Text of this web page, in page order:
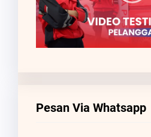
Pesan Via Whatsapp